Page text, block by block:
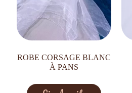
ROBE CORSAGE BLANC
À PANS